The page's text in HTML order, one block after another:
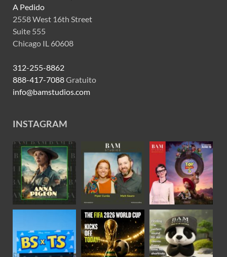
A Pedido
2558 West 16th Street
Suite 555
Chicago IL 60608
312-255-8862
888-417-7088Gratuito
info@bamstudios.com
INSTAGRAM